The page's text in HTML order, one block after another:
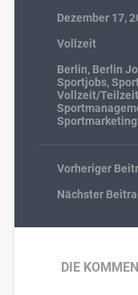
Dezember 17,
Vollzeit
Berlin, Berlin
Sportjobs,
Vollzeit/Teilzeit
Vorheriger
Nächster
DIE